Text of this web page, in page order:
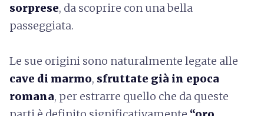
sorprese, da scoprire con una bella
passeggiata.
Le sue origini sono naturalmente legate alle
cave di marmo, sfruttate già in epoca
romana, per estrarre quello che da queste